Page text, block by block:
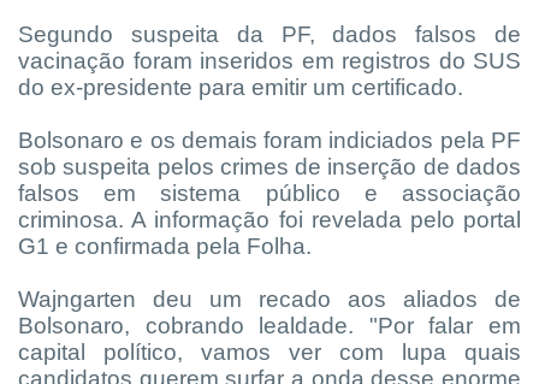
Segundo suspeita da PF, dados falsos de
vacinação foram inseridos em registros do SUS
do ex-presidente para emitir um certificado.
Bolsonaro e os demais foram indiciados pela PF
sob suspeita pelos crimes de inserção de dados
falsos em sistema público e associação
criminosa. A informação foi revelada pelo portal
G1 e confirmada pela Folha.
Wajngarten deu um recado aos aliados de
Bolsonaro, cobrando lealdade. "Por falar em
capital político, vamos ver com lupa quais
candidatos querem surfar a onda desse enorme